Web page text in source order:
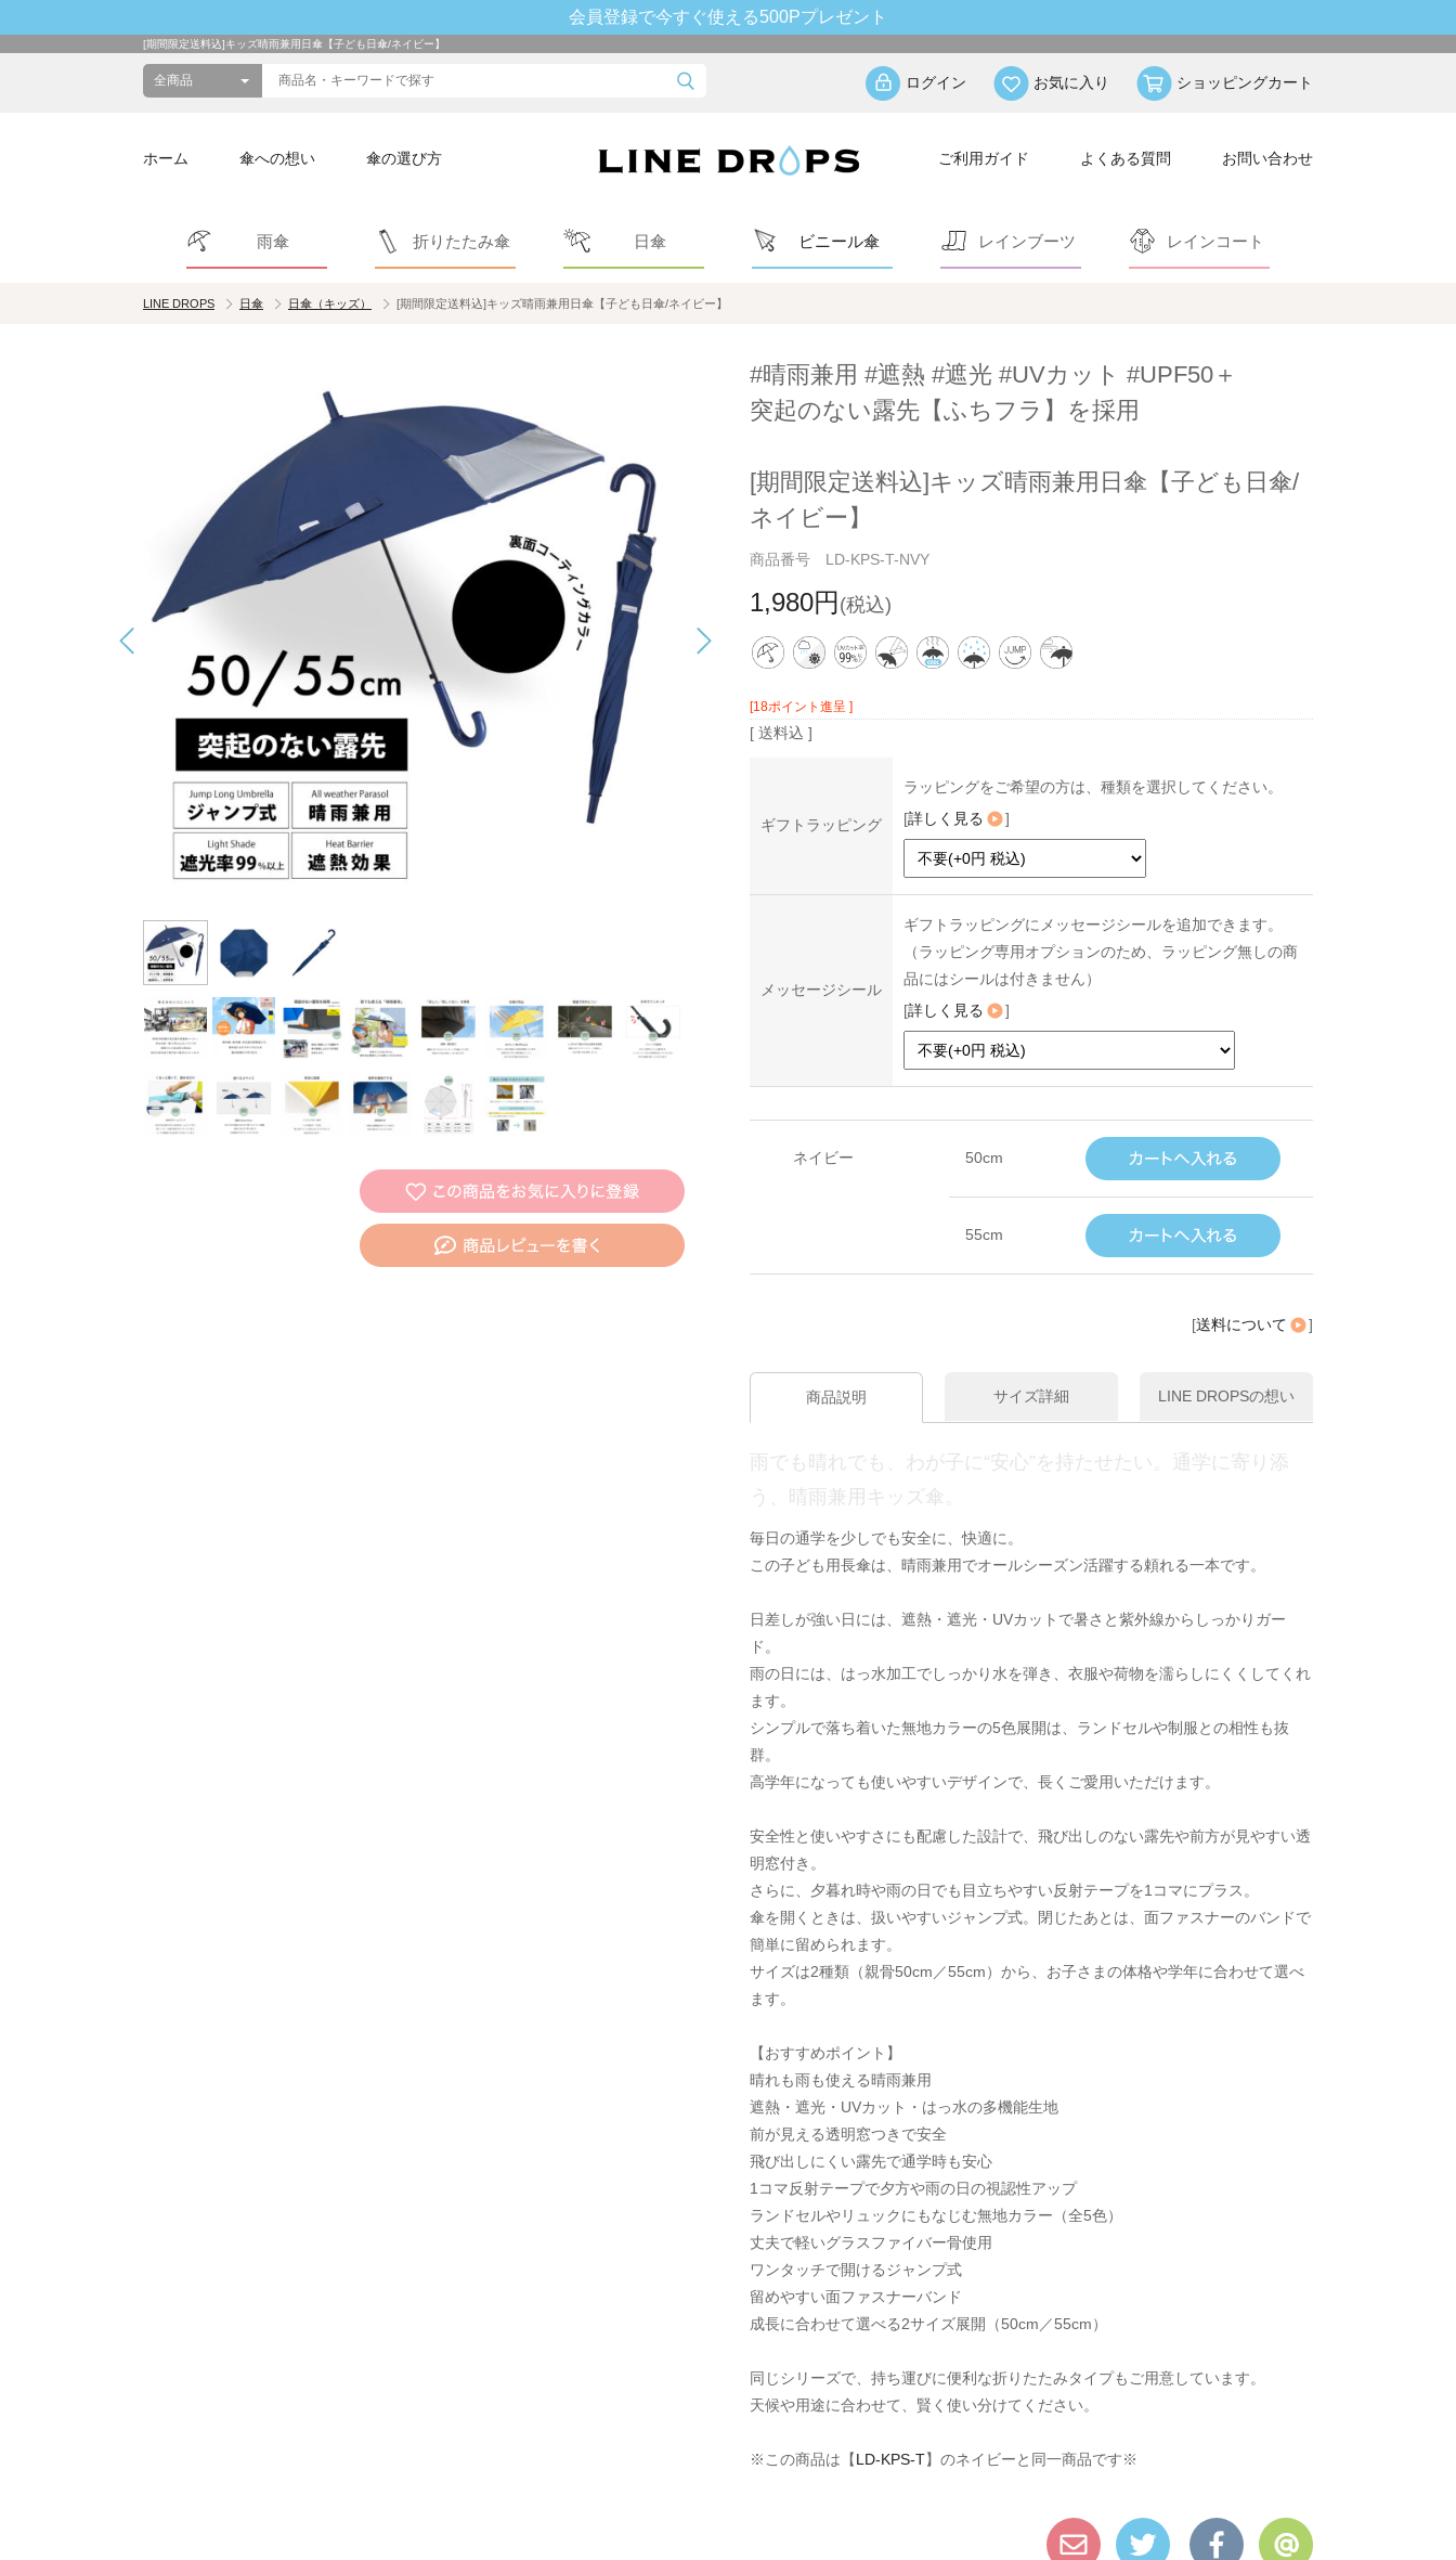
会員登録で今すぐ使える500Pプレゼント
[期間限定送料込]キッズ晴雨兼用日傘【子ども日傘/ネイビー】
ログイン お気に入り ショッピングカート
ホーム 傘への想い 傘の選び方 ご利用ガイド よくある質問 お問い合わせ
雨傘 折りたたみ傘 日傘 ビニール傘 レインブーツ レインコート
LINE DROPS 日傘 日傘（キッズ） [期間限定送料込]キッズ晴雨兼用日傘【子ども日傘/ネイビー】
#晴雨兼用 #遮熱 #遮光 #UVカット #UPF50＋
突起のない露先【ふちフラ】を採用
[期間限定送料込]キッズ晴雨兼用日傘【子ども日傘/
ネイビー】
商品番号 LD-KPS-T-NVY
1,980円 (税込)
[18ポイント進呈 ]
[ 送料込 ]
ギフトラッピング
ラッピングをご希望の方は、種類を選択してください。
[詳しく見る ]
メッセージシール
ギフトラッピングにメッセージシールを追加できます。
（ラッピング専用オプションのため、ラッピング無しの商
品にはシールは付きません）
[詳しく見る ]
ネイビー 50cm
55cm
[送料について ]
商品説明 サイズ詳細 LINE DROPSの想い
雨でも晴れでも、わが子に“安心”を持たせたい。通学に寄り添
う、晴雨兼用キッズ傘。
毎日の通学を少しでも安全に、快適に。
この子ども用長傘は、晴雨兼用でオールシーズン活躍する頼れる一本です。
日差しが強い日には、遮熱・遮光・UVカットで暑さと紫外線からしっかりガー
ド。
雨の日には、はっ水加工でしっかり水を弾き、衣服や荷物を濡らしにくくしてくれ
ます。
シンプルで落ち着いた無地カラーの5色展開は、ランドセルや制服との相性も抜
群。
高学年になっても使いやすいデザインで、長くご愛用いただけます。
安全性と使いやすさにも配慮した設計で、飛び出しのない露先や前方が見やすい透
明窓付き。
さらに、夕暮れ時や雨の日でも目立ちやすい反射テープを1コマにプラス。
傘を開くときは、扱いやすいジャンプ式。閉じたあとは、面ファスナーのバンドで
簡単に留められます。
サイズは2種類（親骨50cm／55cm）から、お子さまの体格や学年に合わせて選べ
ます。
【おすすめポイント】
晴れも雨も使える晴雨兼用
遮熱・遮光・UVカット・はっ水の多機能生地
前が見える透明窓つきで安全
飛び出しにくい露先で通学時も安心
1コマ反射テープで夕方や雨の日の視認性アップ
ランドセルやリュックにもなじむ無地カラー（全5色）
丈夫で軽いグラスファイバー骨使用
ワンタッチで開けるジャンプ式
留めやすい面ファスナーバンド
成長に合わせて選べる2サイズ展開（50cm／55cm）
同じシリーズで、持ち運びに便利な折りたたみタイプもご用意しています。
天候や用途に合わせて、賢く使い分けてください。
※この商品は【LD-KPS-T】のネイビーと同一商品です※